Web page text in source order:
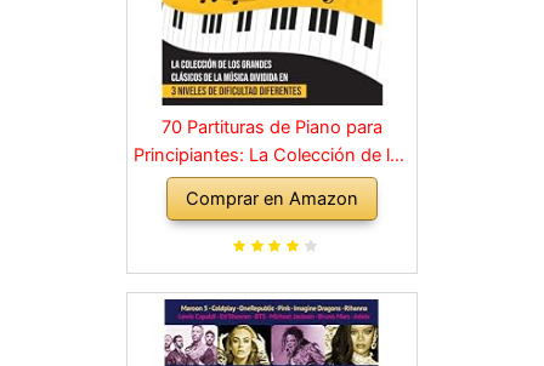
70 Partituras de Piano para
Principiantes: La Colección de los
Grandes Clásicos de la Música
dividida en 3 Niveles de dificultad
diferentes
Comprar en Amazon